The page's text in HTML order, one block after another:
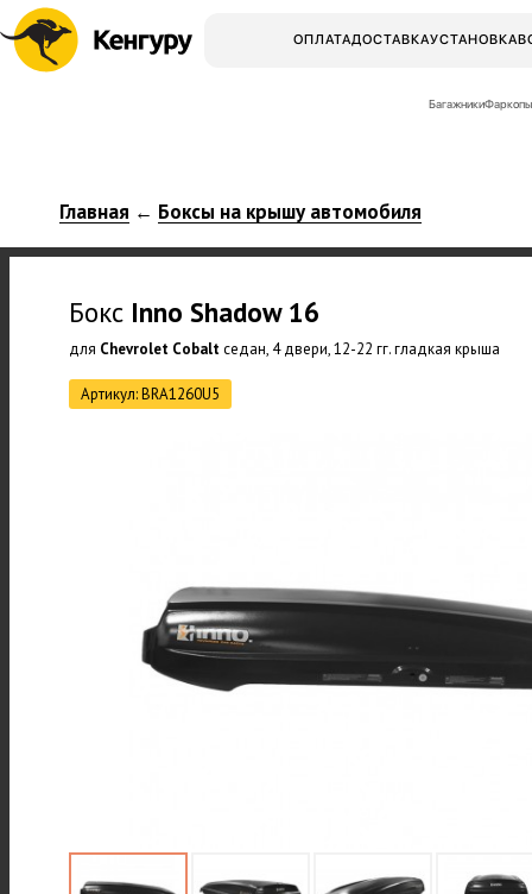
ОПЛАТАДОСТАВКАУСТАНОВКА
БагажникиФаркопы
Главная ← Боксы на крышу автомобиля
Бокс Inno Shadow 16
для Chevrolet Cobaltседан, 4 двери, 12-22 гг. гладкая крыша
Артикул: BRA1260U5